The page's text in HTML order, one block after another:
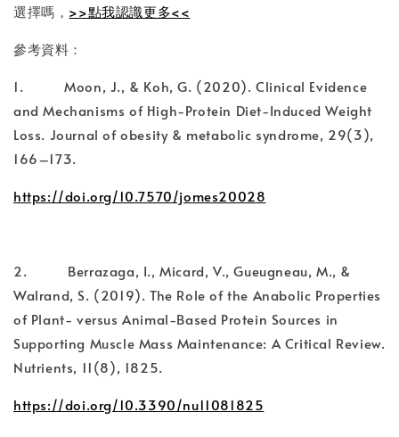
選擇嗎， >>點我認識更多<<
參考資料：
1. Moon, J., & Koh, G. (2020). Clinical Evidence
and Mechanisms of High-Protein Diet-Induced Weight
Loss. Journal of obesity & metabolic syndrome, 29(3),
166–173.
https://doi.org/10.7570/jomes20028
2. Berrazaga, I., Micard, V., Gueugneau, M., &
Walrand, S. (2019). The Role of the Anabolic Properties
of Plant- versus Animal-Based Protein Sources in
Supporting Muscle Mass Maintenance: A Critical Review.
Nutrients, 11(8), 1825.
https://doi.org/10.3390/nu11081825